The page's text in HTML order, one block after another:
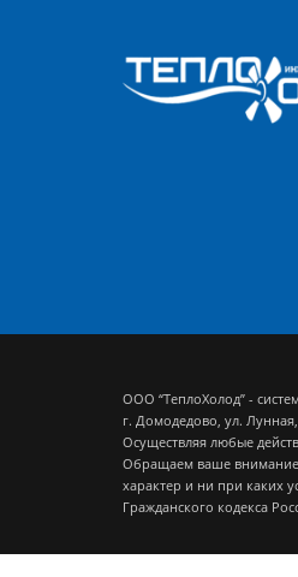
ООО “ТеплоХолод” -
г. Домодедово, ул.
Осуществляя любые
Обращаем ваше внимание
характер и ни при каких
Гражданского кодекса